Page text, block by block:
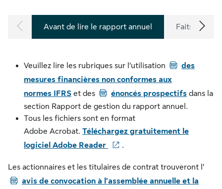
Avant de lire le rapport annuel Faits
Veuillez lire les rubriques sur l’utilisation PDFdes
mesures financières non conformes aux
normes IFRS et des PDFénoncés prospectifs dans la
section Rapport de gestion du rapport annuel.
Tous les fichiers sont en format
Adobe Acrobat. Téléchargez gratuitement le
logiciel Adobe Reader
.
Les actionnaires et les titulaires de contrat trouveront l’PDF
avis de convocation à l’assemblée annuelle et la